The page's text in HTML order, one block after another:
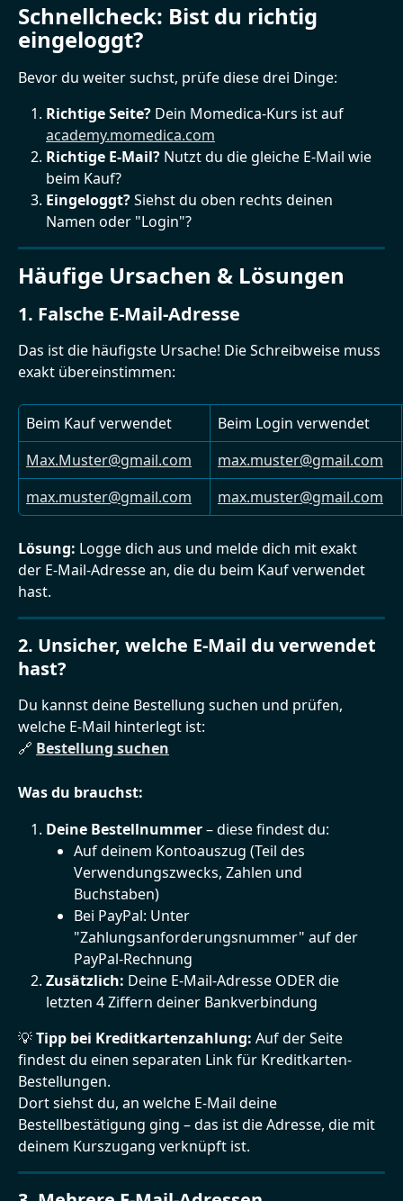
Schnellcheck: Bist du richtig
eingeloggt?
Bevor du weiter suchst, prüfe diese drei Dinge:
Richtige Seite? Dein Momedica-Kurs ist auf
academy.momedica.com
Richtige E-Mail? Nutzt du die gleiche E-Mail wie
beim Kauf?
Eingeloggt? Siehst du oben rechts deinen
Namen oder "Login"?
Häufige Ursachen & Lösungen
1. Falsche E-Mail-Adresse
Das ist die häufigste Ursache! Die Schreibweise muss
exakt übereinstimmen:
Beim Kauf verwendet
Beim Login verwendet
Max.Muster@gmail.com
max.muster@gmail.com
max.muster@gmail.com
max.muster@gmail.com
Lösung: Logge dich aus und melde dich mit exakt
der E-Mail-Adresse an, die du beim Kauf verwendet
hast.
2. Unsicher, welche E-Mail du verwendet
hast?
Du kannst deine Bestellung suchen und prüfen,
welche E-Mail hinterlegt ist:
🔗 Bestellung suchen
Was du brauchst:
Deine Bestellnummer – diese findest du:
Auf deinem Kontoauszug (Teil des
Verwendungszwecks, Zahlen und
Buchstaben)
Bei PayPal: Unter
"Zahlungsanforderungsnummer" auf der
PayPal-Rechnung
Zusätzlich: Deine E-Mail-Adresse ODER die
letzten 4 Ziffern deiner Bankverbindung
💡 Tipp bei Kreditkartenzahlung: Auf der Seite
findest du einen separaten Link für Kreditkarten-
Bestellungen.
Dort siehst du, an welche E-Mail deine
Bestellbestätigung ging – das ist die Adresse, die mit
deinem Kurszugang verknüpft ist.